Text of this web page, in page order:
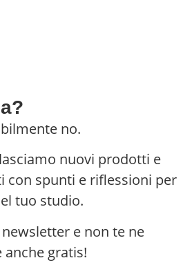
no.
nuovi prodotti e
con spunti e riflessioni per
tuo studio.
e non te ne
anche gratis!